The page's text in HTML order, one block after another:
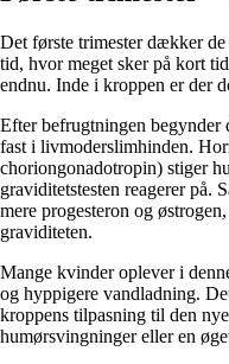
Det første trimester dækker
tid, hvor meget sker på kort
endnu. Inde i kroppen er der
Efter befrugtningen begynder
fast i livmoderslimhinden.
choriongonadotropin) stiger
graviditetstesten reagerer på.
mere progesteron og
graviditeten.
Mange kvinder oplever i
og hyppigere vandladning.
kroppens tilpasning til den
humørsvingninger eller en